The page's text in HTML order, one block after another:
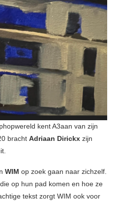
kent A3aan van zijn
bracht Adriaan Dirickx zijn
WIM op zoek gaan naar zichzelf.
op hun pad komen en hoe ze
tekst zorgt WIM ook voor